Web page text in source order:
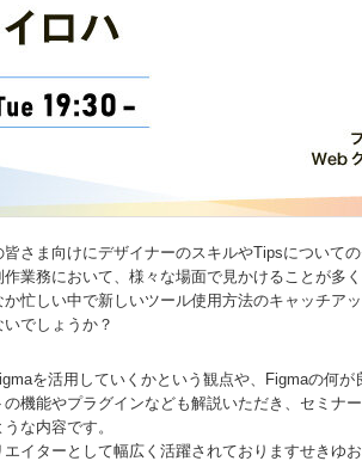
さま向けにデザイナーのスキルやTipsについて
業務において、様々な場面で見かけることが多
忙しい中で新しいツール使用方法のキャッチア
でしょうか？
を活用していくかという観点や、Figmaの何
機能やプラグインなども解説いただき、セミナ
な内容です。
イターとして幅広く活躍されておりますせきゆ